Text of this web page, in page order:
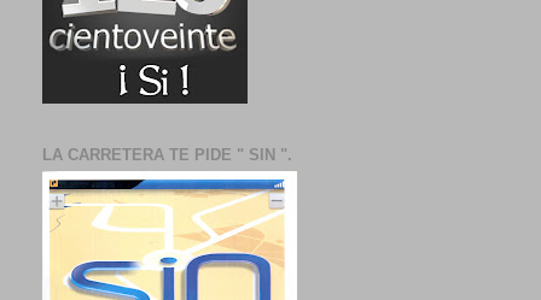
LA CARRETERA TE PIDE " SIN ".